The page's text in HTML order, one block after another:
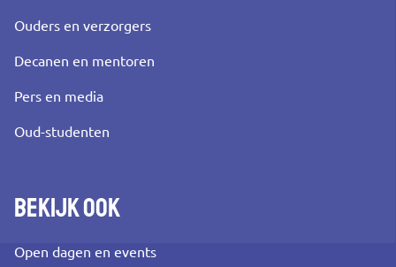
Ouders en verzorgers
Decanen en mentoren
Pers en media
Oud-studenten
Bekijk ook
Open dagen en events